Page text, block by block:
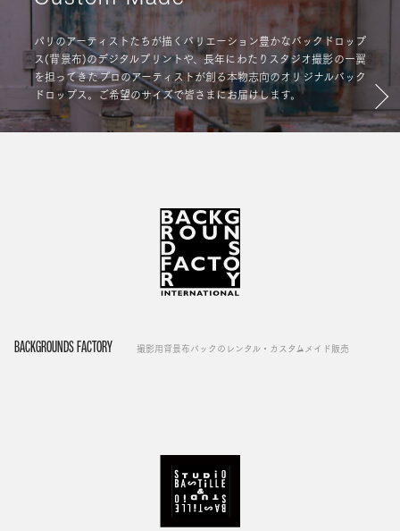
パリのアーティストたちが描くバリエーション豊かなバックドロップ
ス(背景布)のデジタルプリントや、長年にわたりスタジオ撮影の一翼
を担ってきたプロのアーティストが創る本物志向のオリジナルバック
ドロップス。ご希望のサイズで皆さまにお届けします。
BACKGROUNDS FACTORY 撮影用背景布バックのレンタル・カスタムメイド販売